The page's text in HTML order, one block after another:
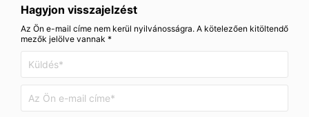
Hagyjon visszajelzést
Az Ön e-mail címe nem kerül nyilvánosságra. A kötelezően kitöltendő
mezők jelölve vannak *